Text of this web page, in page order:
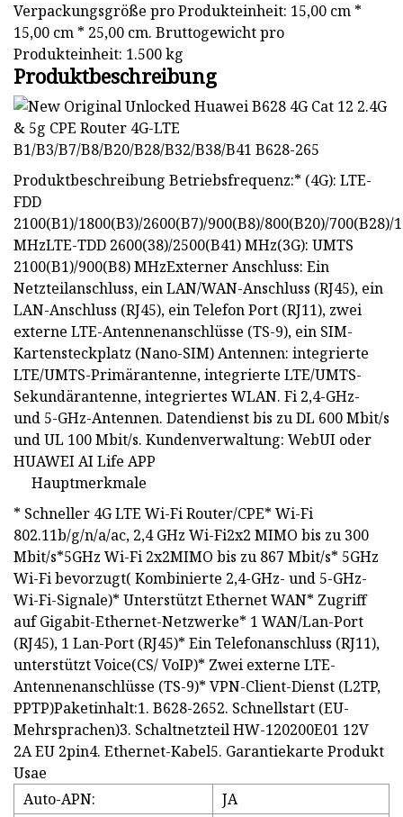
Verpackungsgröße pro Produkteinheit: 15,00 cm *
15,00 cm * 25,00 cm. Bruttogewicht pro
Produkteinheit: 1.500 kg
Produktbeschreibung
Produktbeschreibung Betriebsfrequenz:* (4G): LTE-
FDD
2100(B1)/1800(B3)/2600(B7)/900(B8)/800(B20)/700(B28)/
MHzLTE-TDD 2600(38)/2500(B41) MHz(3G): UMTS
2100(B1)/900(B8) MHzExterner Anschluss: Ein
Netzteilanschluss, ein LAN/WAN-Anschluss (RJ45), ein
LAN-Anschluss (RJ45), ein Telefon Port (RJ11), zwei
externe LTE-Antennenanschlüsse (TS-9), ein SIM-
Kartensteckplatz (Nano-SIM) Antennen: integrierte
LTE/UMTS-Primärantenne, integrierte LTE/UMTS-
Sekundärantenne, integriertes WLAN. Fi 2,4-GHz-
und 5-GHz-Antennen. Datendienst bis zu DL 600 Mbit/s
und UL 100 Mbit/s. Kundenverwaltung: WebUI oder
HUAWEI AI Life APP
Hauptmerkmale
* Schneller 4G LTE Wi-Fi Router/CPE* Wi-Fi
802.11b/g/n/a/ac, 2,4 GHz Wi-Fi2x2 MIMO bis zu 300
Mbit/s*5GHz Wi-Fi 2x2MIMO bis zu 867 Mbit/s* 5GHz
Wi-Fi bevorzugt( Kombinierte 2,4-GHz- und 5-GHz-
Wi-Fi-Signale)* Unterstützt Ethernet WAN* Zugriff
auf Gigabit-Ethernet-Netzwerke* 1 WAN/Lan-Port
(RJ45), 1 Lan-Port (RJ45)* Ein Telefonanschluss (RJ11),
unterstützt Voice(CS/ VoIP)* Zwei externe LTE-
Antennenanschlüsse (TS-9)* VPN-Client-Dienst (L2TP,
PPTP)Paketinhalt:1. B628-2652. Schnellstart (EU-
Mehrsprachen)3. Schaltnetzteil HW-120200E01 12V
2A EU 2pin4. Ethernet-Kabel5. Garantiekarte Produkt
Usae
Auto-APN:
JA